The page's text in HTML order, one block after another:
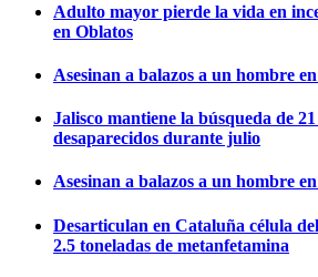
Adulto mayor pierde la vida en
en Oblatos
Asesinan a balazos a un hombre
Jalisco mantiene la búsqueda de 21
desaparecidos durante julio
Asesinan a balazos a un hombre
Desarticulan en Cataluña célula
2.5 toneladas de metanfetamina